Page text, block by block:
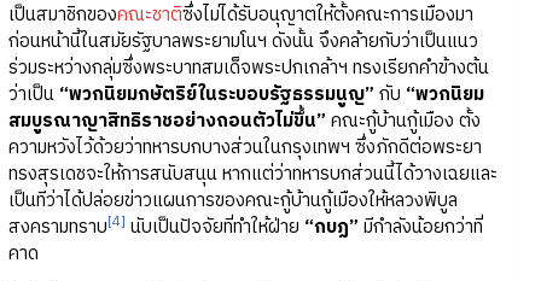
เป็นสมาชิกของคณะชาติซึ่งไม่ได้รับอนุญาตให้ตั้งคณะการเมืองมา
ก่อนหน้านี้ในสมัยรัฐบาลพระยามโนฯ ดังนั้น จึงคล้ายกับว่าเป็นแนว
ร่วมระหว่างกลุ่มซึ่งพระบาทสมเด็จพระปกเกล้าฯ ทรงเรียกคำข้างต้น
ว่าเป็น “พวกนิยมกษัตริย์ในระบอบรัฐธรรมนูญ” กับ “พวกนิยม
สมบูรณาญาสิทธิราชอย่างถอนตัวไม่ขึ้น” คณะกู้บ้านกู้เมือง ตั้ง
ความหวังไว้ด้วยว่าทหารบกบางส่วนในกรุงเทพฯ ซึ่งภักดีต่อพระยา
ทรงสุรเดชจะให้การสนับสนุน หากแต่ว่าทหารบกส่วนนี้ได้วางเฉยและ
เป็นทีว่าได้ปล่อยข่าวแผนการของคณะกู้บ้านกู้เมืองให้หลวงพิบูล
สงครามทราบ[4] นับเป็นปัจจัยที่ทำให้ฝ่าย “กบฏ” มีกำลังน้อยกว่าที่
คาด